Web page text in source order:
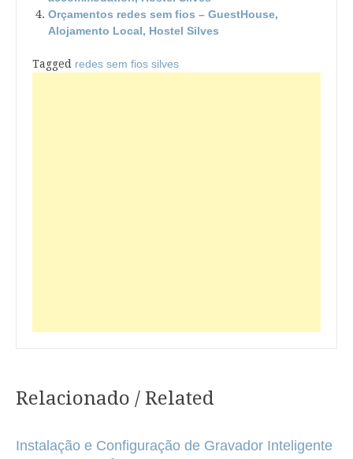
Orçamentos redes sem fios – GuestHouse,
Alojamento Local, Hostel Silves
Tagged redes sem fios silves
Relacionado / Related
Instalação e Configuração de Gravador Inteligente
de